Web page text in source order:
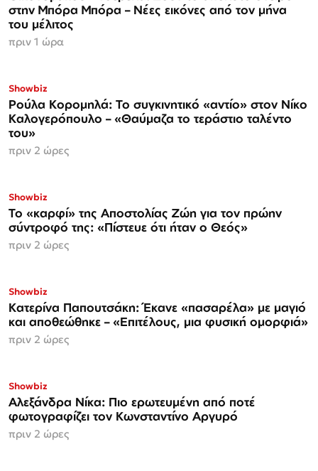
στην Μπόρα Μπόρα – Νέες εικόνες από τον μήνα
του μέλιτος
πριν 1 ώρα
Showbiz
Ρούλα Κορομηλά: Το συγκινητικό «αντίο» στον Νίκο
Καλογερόπουλο – «Θαύμαζα το τεράστιο ταλέντο
του»
πριν 2 ώρες
Showbiz
Το «καρφί» της Αποστολίας Ζώη για τον πρώην
σύντροφό της: «Πίστευε ότι ήταν ο Θεός»
πριν 2 ώρες
Showbiz
Κατερίνα Παπουτσάκη: Έκανε «πασαρέλα» με μαγιό
και αποθεώθηκε – «Επιτέλους, μια φυσική ομορφιά»
πριν 2 ώρες
Showbiz
Αλεξάνδρα Νίκα: Πιο ερωτευμένη από ποτέ
φωτογραφίζει τον Κωνσταντίνο Αργυρό
πριν 2 ώρες